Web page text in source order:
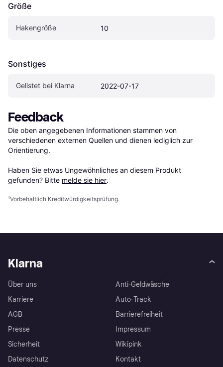
Größe
Hakengröße 10
Sonstiges
Gelistet bei Klarna 2022-07-17
Feedback
Die oben angegebenen Informationen stammen von
verschiedenen externen Quellen und dienen lediglich zur
Orientierung.
Haben Sie etwas Ungewöhnliches an diesem Produkt
gefunden? Bitte melde sie hier.
¹Vorbehaltlich Kreditwürdigkeitsprüfung.
Klarna
Über uns
Karriere
AGB
Presse
Sicherheit
Datenschutz
Anti-Geldwäsche
Auto-Track
Barrierefreiheit
Impressum
Wikipink
Kontakt